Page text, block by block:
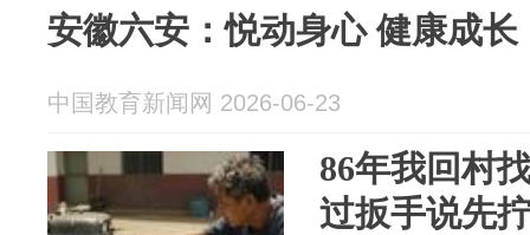
安徽六安：悦动身心 健康成长
中国教育新闻网 2026-06-23
86年我回村
过扳手说先